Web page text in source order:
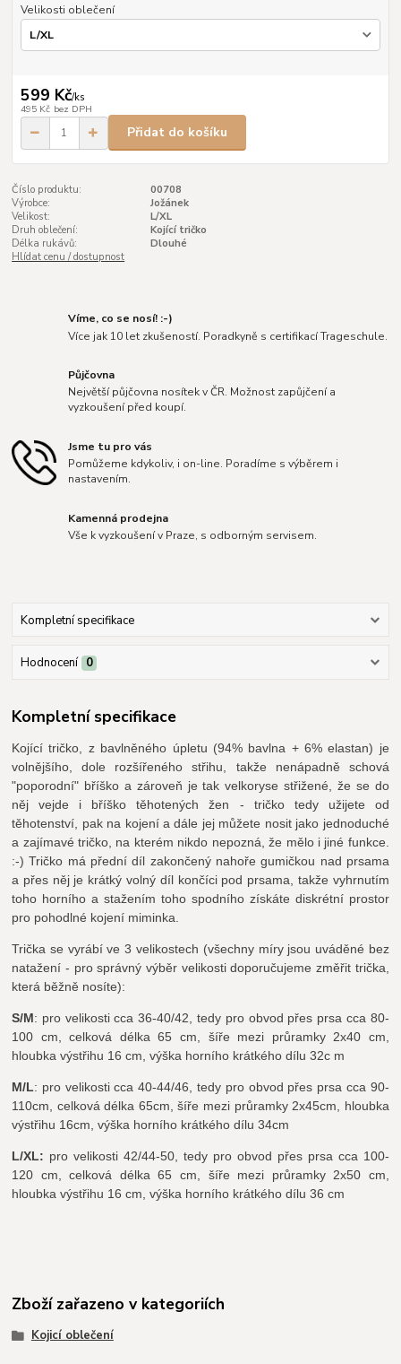
Velikosti oblečení
599 Kč/ks
495 Kč bez DPH
Přidat do košíku
Číslo produktu:
00708
Výrobce:
Jožánek
Velikost:
L/XL
Druh oblečení:
Kojící tričko
Délka rukávů:
Dlouhé
Hlídat cenu / dostupnost
Víme, co se nosí! :-)
Více jak 10 let zkušeností. Poradkyně s certifikací Trageschule.
Půjčovna
Největší půjčovna nosítek v ČR. Možnost zapůjčení a
vyzkoušení před koupí.
Jsme tu pro vás
Pomůžeme kdykoliv, i on-line. Poradíme s výběrem i
nastavením.
Kamenná prodejna
Vše k vyzkoušení v Praze, s odborným servisem.
Kompletní specifikace
Hodnocení 0
Kompletní specifikace
Kojící tričko, z bavlněného úpletu (94% bavlna + 6% elastan) je
volnějšího, dole rozšířeného střihu, takže nenápadně schová
"poporodní" bříško a zároveň je tak velkoryse střižené, že se do
něj vejde i bříško těhotených žen - tričko tedy užijete od
těhotenství, pak na kojení a dále jej můžete nosit jako jednoduché
a zajímavé tričko, na kterém nikdo nepozná, že mělo i jiné funkce.
:-) Tričko má přední díl zakončený nahoře gumičkou nad prsama
a přes něj je krátký volný díl končíci pod prsama, takže vyhrnutím
toho horního a stažením toho spodního získáte diskrétní prostor
pro pohodlné kojení miminka.
Trička se vyrábí ve 3 velikostech (všechny míry jsou uváděné bez
natažení - pro správný výběr velikosti doporučujeme změřit trička,
která běžně nosíte):
S/M: pro velikosti cca 36-40/42, tedy pro obvod přes prsa cca 80-
100 cm, celková délka 65 cm, šíře mezi průramky 2x40 cm,
hloubka výstřihu 16 cm, výška horního krátkého dílu 32c m
M/L: pro velikosti cca 40-44/46, tedy pro obvod přes prsa cca 90-
110cm, celková délka 65cm, šíře mezi průramky 2x45cm, hloubka
výstřihu 16cm, výška horního krátkého dílu 34cm
L/XL: pro velikosti 42/44-50, tedy pro obvod přes prsa cca 100-
120 cm, celková délka 65 cm, šíře mezi průramky 2x50 cm,
hloubka výstřihu 16 cm, výška horního krátkého dílu 36 cm
Zboží zařazeno v kategoriích
Kojicí oblečení